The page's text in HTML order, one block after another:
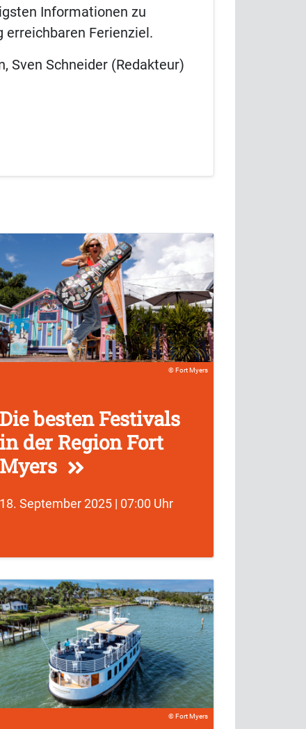
Informationen zu
erreichbaren Ferienziel.
Sven Schneider (Redakteur)
Fort Myers
Die besten Festivals
in der Region Fort
Myers
18. September 2025 | 07:00 Uhr
Fort Myers